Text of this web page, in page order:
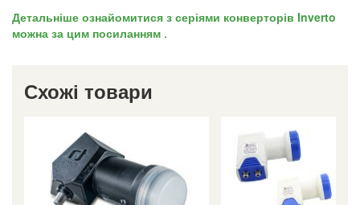
Детальніше ознайомитися з серіями конверторів Inverto
можна за цим посиланням .
Схожі товари